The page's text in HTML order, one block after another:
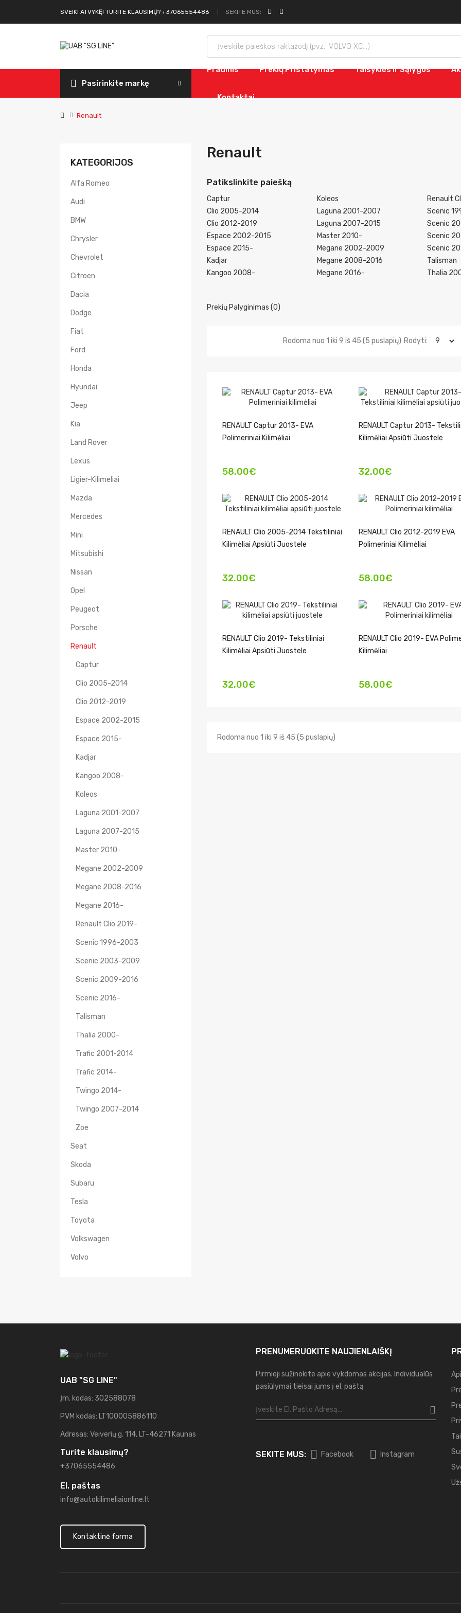
SVEIKI ATVYKĘ! TURITE KLAUSIMŲ? +37065554486 SEKITE MUS:
Pasirinkite markę
Pradinis Prekių Pristatymas Taisyklės Ir Sąlygos
Kontaktai
Renault
KATEGORIJOS
Alfa Romeo
Audi
BMW
Chrysler
Chevrolet
Citroen
Dacia
Dodge
Fiat
Ford
Honda
Hyundai
Jeep
Kia
Land Rover
Lexus
Ligier-Kilimeliai
Mazda
Mercedes
Mini
Mitsubishi
Nissan
Opel
Peugeot
Porsche
Renault
Captur
Clio 2005-2014
Clio 2012-2019
Espace 2002-2015
Espace 2015-
Kadjar
Kangoo 2008-
Koleos
Laguna 2001-2007
Laguna 2007-2015
Master 2010-
Megane 2002-2009
Megane 2008-2016
Megane 2016-
Renault Clio 2019-
Scenic 1996-2003
Scenic 2003-2009
Scenic 2009-2016
Scenic 2016-
Talisman
Thalia 2000-
Trafic 2001-2014
Trafic 2014-
Twingo 2014-
Twingo 2007-2014
Zoe
Seat
Skoda
Subaru
Tesla
Toyota
Volkswagen
Volvo
Renault
Patikslinkite paiešką
Captur
Clio 2005-2014
Clio 2012-2019
Espace 2002-2015
Espace 2015-
Kadjar
Kangoo 2008-
Koleos
Laguna 2001-2007
Laguna 2007-2015
Master 2010-
Megane 2002-2009
Megane 2008-2016
Megane 2016-
Renault
Scenic
Scenic
Scenic
Scenic
Talisman
Thalia
Prekių Palyginimas (0)
Rodoma nuo 1 iki 9 iš 45 (5 puslapių) Rodyti:
RENAULT Captur 2013- EVA
Polimeriniai Kilimėliai
58.00€
RENAULT Captur 2013-
Kilimėliai Apsiūti Juostele
32.00€
RENAULT Clio 2005-2014 Tekstiliniai
Kilimėliai Apsiūti Juostele
32.00€
RENAULT Clio 2012-2019 EVA
Polimeriniai Kilimėliai
58.00€
RENAULT Clio 2019- Tekstiliniai
Kilimėliai Apsiūti Juostele
32.00€
RENAULT Clio 2019- EVA
Kilimėliai
58.00€
Rodoma nuo 1 iki 9 iš 45 (5 puslapių)
UAB "SG LINE"
Įm. kodas: 302588078
PVM kodas: LT100005886110
Adresas: Veiverių g. 114, LT-46271 Kaunas
Turite klausimų?
+37065554486
El. paštas
info@autokilimeliaionline.lt
Kontaktinė forma
PRENUMERUOKITE NAUJIENLAIŠKĮ
Pirmieji sužinokite apie vykdomas akcijas. Individualūs
pasiūlymai tieisai jums į el. paštą
SEKITE MUS: Facebook Instagram